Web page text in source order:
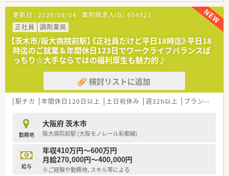
【法人特徴について】
■ 大阪府八尾市を中心に約44店舗を展開し平成元年より毎年増
収増益を続ける勢いのある調剤薬局チェーンです。
■ 自社開発のクリニックモールを関西圏を中心に関東でも積極
的に展開しており安定成長を続けている企業です。
■ 駅前やショッピングモール内など視認性の高い立地への出店
戦略を採り地域医療への貢献に注力しています。
【こんな方が活躍中】
■ 大手ではないが安定した会社で働きたいという志向を持ち長
く腰を据えて勤務したい方が活躍しています。
みたいという意欲的な薬剤師が多数在籍します。
■ 若い世代が中心となって活躍している企業で年代に関係なく
成長意欲の高い方が力を発揮しています。
更新日： 2026/08/04 薬剤師求人ID： 654821
正社員
調剤薬局
【茨木市/阪大病院前駅】《正社員だけど平日18時迄》平日18
時迄のご就業＆年間休日123日でワークライフバランスば
っちり☆大手ならではの福利厚生も魅力的♪
検討リストに追加
駅チカ 年間休日120日以上 土日祝休み 週32h以上 ブランク可
勤務地
大阪府 茨木市
阪大病院前駅 (大阪モノレール彩都線)
給与
年収410万円～600万円
月給270,000円～400,000円
※ご経験や勤務地、スキル等による